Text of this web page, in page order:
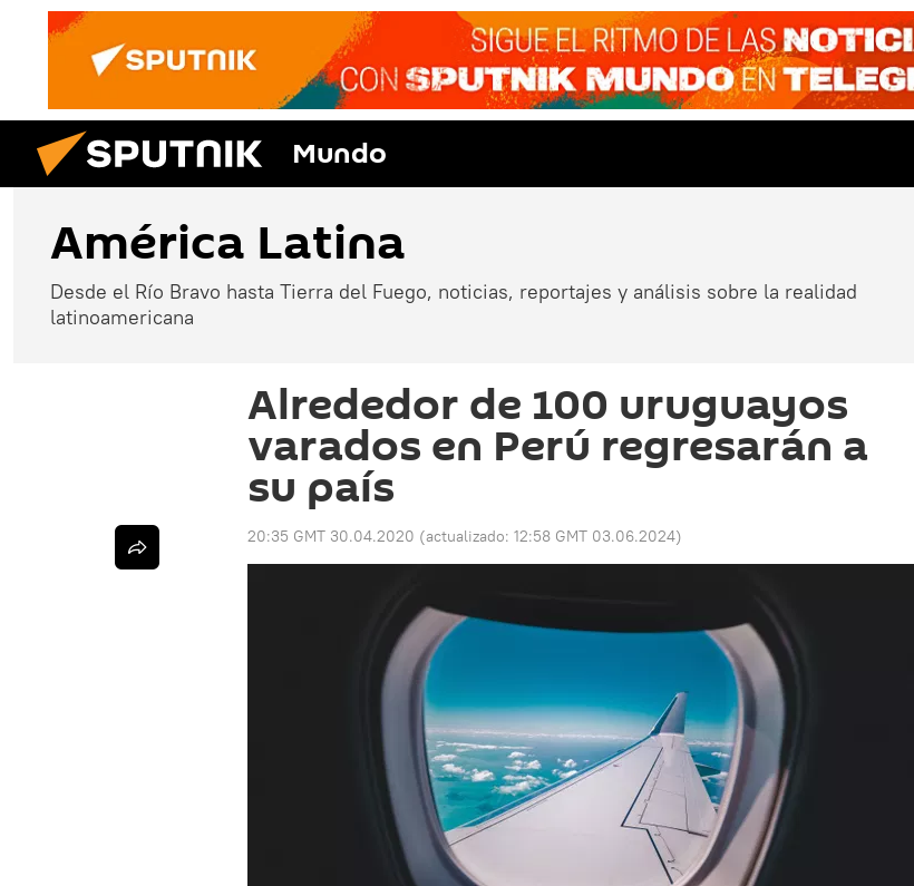
Mundo
América Latina
Desde el Río Bravo hasta Tierra del Fuego, noticias, reportajes y análisis sobre la realidad
latinoamericana
Alrededor de 100 uruguayos
varados en Perú regresarán a
su país
20:35 GMT 30.04.2020 (actualizado: 12:58 GMT 03.06.2024)